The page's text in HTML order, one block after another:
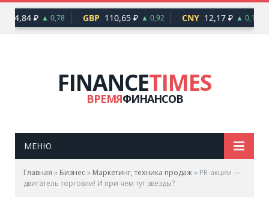
94,84 ₽ ▲ 0,78 GBP 110,65 ₽ ▲ 0,92 CNY 12,17 ₽ ▲ 0,10
FINANCETIMES
ВРЕМЯФИНАНСОВ
МЕНЮ
Главная » Бизнес» Маркетинг, техника продаж» PR-акции —
двигатель торговли! И при чем тут звезды?